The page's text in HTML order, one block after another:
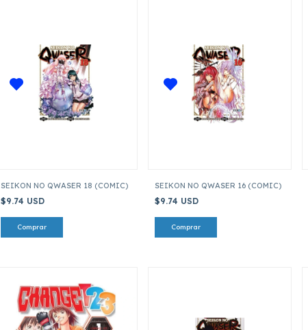
SEIKON NO QWASER 18 (COMIC)
$9.74 USD
SEIKON NO QWASER 16 (COMIC)
$9.74 USD